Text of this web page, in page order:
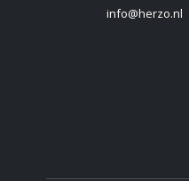
info@herzo.nl